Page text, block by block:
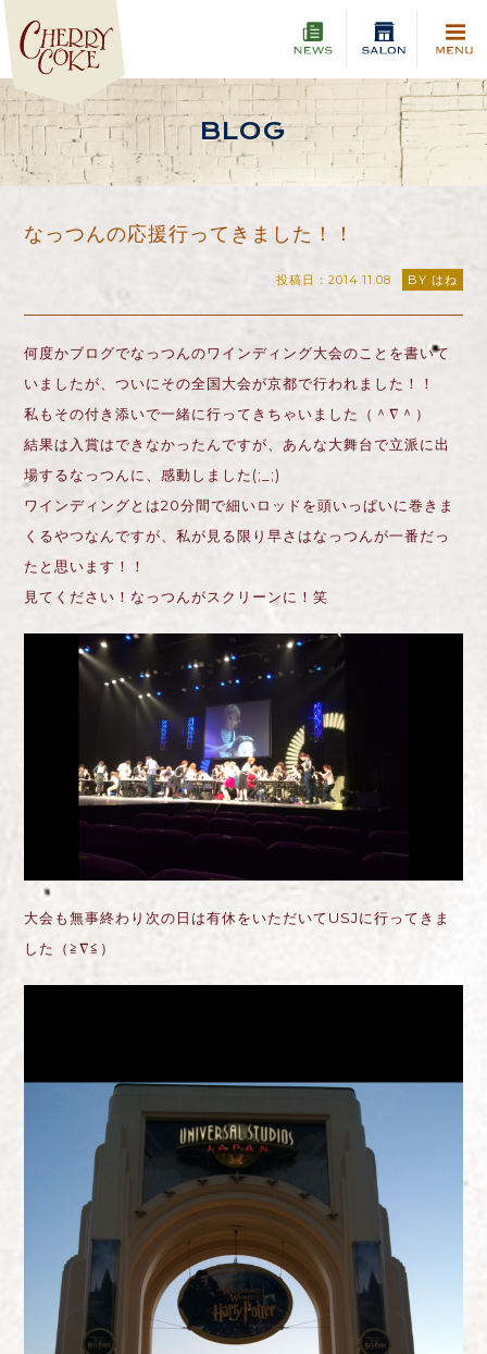
BLOG
なっつんの応援行ってきました！！
投稿日：2014.11.08 BY はね
何度かブログでなっつんのワインディング大会のことを書いて
いましたが、ついにその全国大会が京都で行われました！！
私もその付き添いで一緒に行ってきちゃいました（＾∇＾）
結果は入賞はできなかったんですが、あんな大舞台で立派に出
場するなっつんに、感動しました(;_;)
ワインディングとは20分間で細いロッドを頭いっぱいに巻きま
くるやつなんですが、私が見る限り早さはなっつんが一番だっ
たと思います！！
見てください！なっつんがスクリーンに！笑
大会も無事終わり次の日は有休をいただいてUSJに行ってきま
した（≧∇≦）